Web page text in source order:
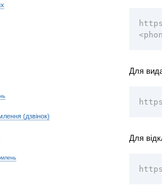
(дзвінок)
Для
Для